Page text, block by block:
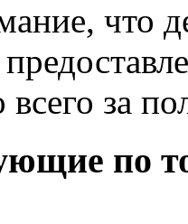
что
всего за
по